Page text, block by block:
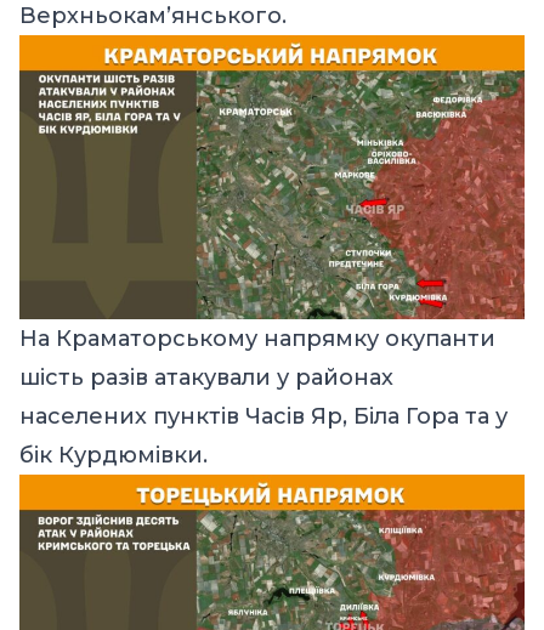
Верхньокам’янського.
На Краматорському напрямку окупанти
шість разів атакували у районах
населених пунктів Часів Яр, Біла Гора та у
бік Курдюмівки.